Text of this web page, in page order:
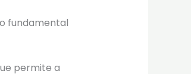
fundamental
permite a